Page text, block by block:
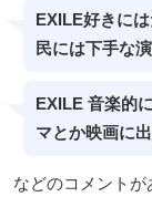
EXILE好きに
民には下手な
EXILE 音楽的
マとか映画に
などのコメントが